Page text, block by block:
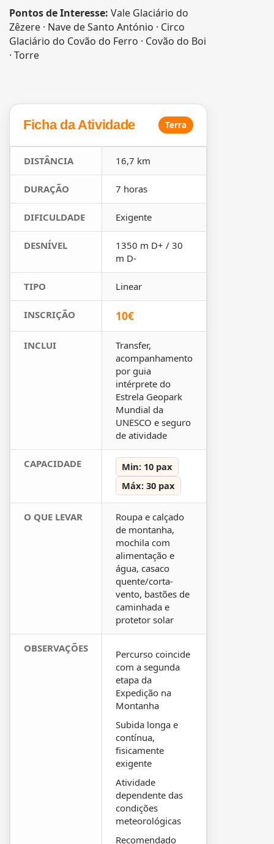
Pontos de Interesse: Vale Glaciário do
Zêzere · Nave de Santo António · Circo
Glaciário do Covão do Ferro · Covão do Boi
· Torre
Ficha da Atividade Terra
DISTÂNCIA 16,7 km
DURAÇÃO 7 horas
DIFICULDADE Exigente
DESNÍVEL
1350 m D+ / 30
m D-
TIPO Linear
INSCRIÇÃO 10€
INCLUI
Transfer,
acompanhamento
por guia
intérprete do
Estrela Geopark
Mundial da
UNESCO e seguro
de atividade
CAPACIDADE
Min: 10 pax
Máx: 30 pax
O QUE LEVAR
Roupa e calçado
de montanha,
mochila com
alimentação e
água, casaco
quente/corta-
vento, bastões de
caminhada e
protetor solar
OBSERVAÇÕES
Percurso coincide
com a segunda
etapa da
Expedição na
Montanha
Subida longa e
contínua,
fisicamente
exigente
Atividade
dependente das
condições
meteorológicas
Recomendado